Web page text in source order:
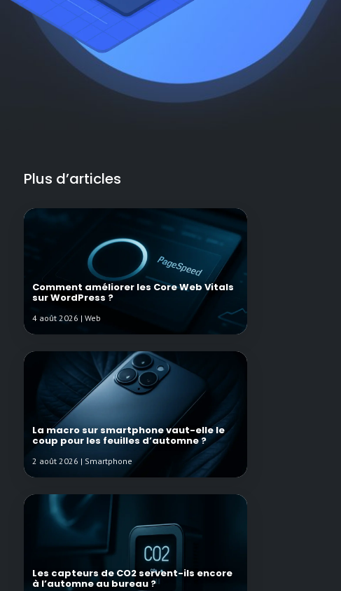
Plus d’articles
Comment améliorer les Core Web Vitals
sur WordPress ?
4 août 2026 | Web
La macro sur smartphone vaut-elle le
coup pour les feuilles d’automne ?
2 août 2026 | Smartphone
Les capteurs de CO2 servent-ils encore
à l’automne au bureau ?